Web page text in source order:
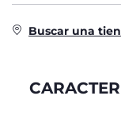
Buscar una